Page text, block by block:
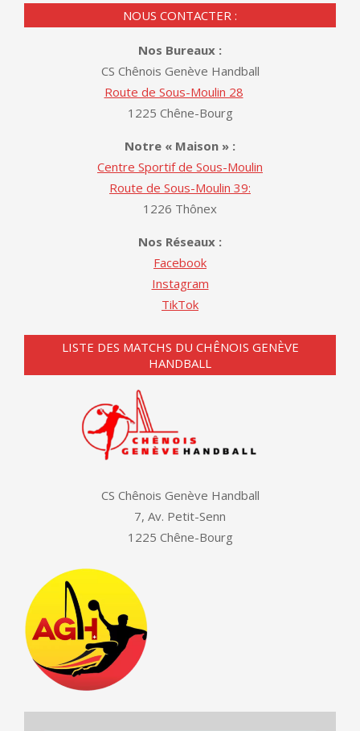
NOUS CONTACTER :
Nos Bureaux :
CS Chênois Genève Handball
Route de Sous-Moulin 28
1225 Chêne-Bourg
Notre « Maison » :
Centre Sportif de Sous-Moulin
Route de Sous-Moulin 39:
1226 Thônex
Nos Réseaux :
Facebook
Instagram
TikTok
LISTE DES MATCHS DU CHÊNOIS GENÈVE
HANDBALL
CS Chênois Genève Handball
7, Av. Petit-Senn
1225 Chêne-Bourg